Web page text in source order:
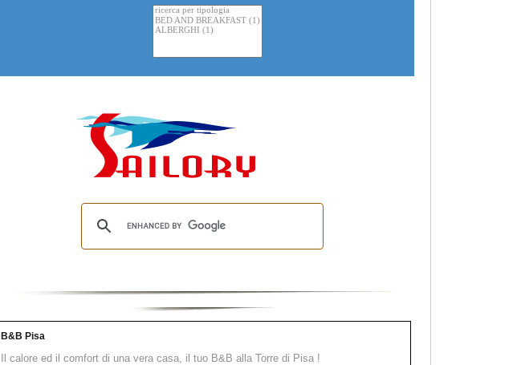
B&B Pisa
Il calore ed il comfort di una vera casa, il tuo B&B alla Torre di Pisa !